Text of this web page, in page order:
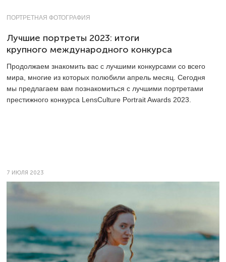
ПОРТРЕТНАЯ ФОТОГРАФИЯ
Лучшие портреты 2023: итоги
крупного международного конкурса
Продолжаем знакомить вас с лучшими конкурсами со всего
мира, многие из которых полюбили апрель месяц. Сегодня
мы предлагаем вам познакомиться с лучшими портретами
престижного конкурса LensCulture Portrait Awards 2023.
7 ИЮЛЯ 2023